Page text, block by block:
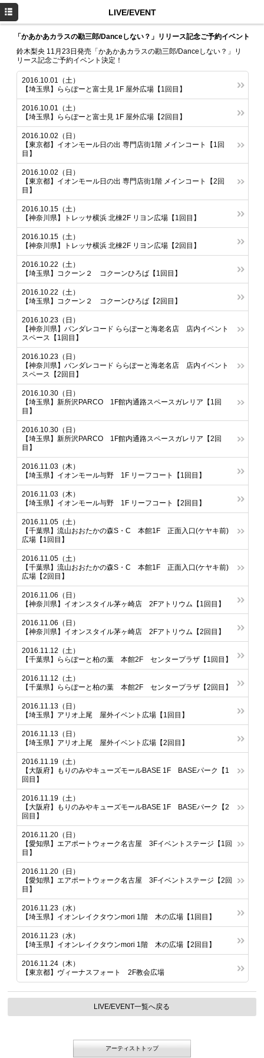
LIVE/EVENT
「かあかあカラスの勘三郎/Danceしない？」リリース記念ご予約イベント
鈴木梨央 11月23日発売「かあかあカラスの勘三郎/Danceしない？」リ
リース記念ご予約イベント決定！
2016.10.01（土）
【埼玉県】ららぽーと富士見 1F 屋外広場【1回目】
2016.10.01（土）
【埼玉県】ららぽーと富士見 1F 屋外広場【2回目】
2016.10.02（日）
【東京都】イオンモール日の出 専門店街1階 メインコート【1回
目】
2016.10.02（日）
【東京都】イオンモール日の出 専門店街1階 メインコート【2回
目】
2016.10.15（土）
【神奈川県】トレッサ横浜 北棟2F リヨン広場【1回目】
2016.10.15（土）
【神奈川県】トレッサ横浜 北棟2F リヨン広場【2回目】
2016.10.22（土）
【埼玉県】コクーン２ コクーンひろば【1回目】
2016.10.22（土）
【埼玉県】コクーン２ コクーンひろば【2回目】
2016.10.23（日）
【神奈川県】バンダレコード ららぽーと海老名店 店内イベント
スペース【1回目】
2016.10.23（日）
【神奈川県】バンダレコード ららぽーと海老名店 店内イベント
スペース【2回目】
2016.10.30（日）
【埼玉県】新所沢PARCO 1F館内通路スペースガレリア【1回
目】
2016.10.30（日）
【埼玉県】新所沢PARCO 1F館内通路スペースガレリア【2回
目】
2016.11.03（木）
【埼玉県】イオンモール与野 1F リーフコート【1回目】
2016.11.03（木）
【埼玉県】イオンモール与野 1F リーフコート【2回目】
2016.11.05（土）
【千葉県】流山おおたかの森S・C 本館1F 正面入口(ケヤキ前)
広場【1回目】
2016.11.05（土）
【千葉県】流山おおたかの森S・C 本館1F 正面入口(ケヤキ前)
広場【2回目】
2016.11.06（日）
【神奈川県】イオンスタイル茅ヶ崎店 2Fアトリウム【1回目】
2016.11.06（日）
【神奈川県】イオンスタイル茅ヶ崎店 2Fアトリウム【2回目】
2016.11.12（土）
【千葉県】ららぽーと柏の葉 本館2F センタープラザ【1回目】
2016.11.12（土）
【千葉県】ららぽーと柏の葉 本館2F センタープラザ【2回目】
2016.11.13（日）
【埼玉県】アリオ上尾 屋外イベント広場【1回目】
2016.11.13（日）
【埼玉県】アリオ上尾 屋外イベント広場【2回目】
2016.11.19（土）
【大阪府】もりのみやキューズモールBASE 1F BASEパーク【1
回目】
2016.11.19（土）
【大阪府】もりのみやキューズモールBASE 1F BASEパーク【2
回目】
2016.11.20（日）
【愛知県】エアポートウォーク名古屋 3Fイベントステージ【1回
目】
2016.11.20（日）
【愛知県】エアポートウォーク名古屋 3Fイベントステージ【2回
目】
2016.11.23（水）
【埼玉県】イオンレイクタウンmori 1階 木の広場【1回目】
2016.11.23（水）
【埼玉県】イオンレイクタウンmori 1階 木の広場【2回目】
2016.11.24（木）
【東京都】ヴィーナスフォート 2F教会広場
LIVE/EVENT一覧へ戻る
アーティストトップ
NEWS
PROFILE
DISCOGRAPHY
LIVE/EVENT
MOVIE